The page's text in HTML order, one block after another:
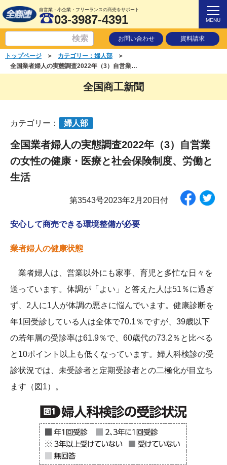
自営業・小企業・フリーランスの商売をサポート
03-3987-4391 MENU
お問い合わせ 資料請求
トップページ ＞ カテゴリー：婦人部
＞
全国業者婦人の実態調査2022年（3）自営業の女性の健康・医療と社会保険制度、労働と生活
全国商工新聞
カテゴリー： 婦人部
全国業者婦人の実態調査2022年（3）自営業
の女性の健康・医療と社会保険制度、労働と
生活
第3543号2023年2月20日付
安心して商売できる環境整備が必要
業者婦人の健康状態
業者婦人は、営業以外にも家事、育児と多忙な日々を
送っています。体調が「よい」と答えた人は51％に過ぎ
ず、2人に1人が体調の悪さに悩んでいます。健康診断を
年1回受診している人は全体で70.1％ですが、39歳以下
の若年層の受診率は61.9％で、60歳代の73.2％と比べる
と10ポイント以上も低くなっています。婦人科検診の受
診状況では、未受診者と定期受診者との二極化が目立ち
ます（図1）。